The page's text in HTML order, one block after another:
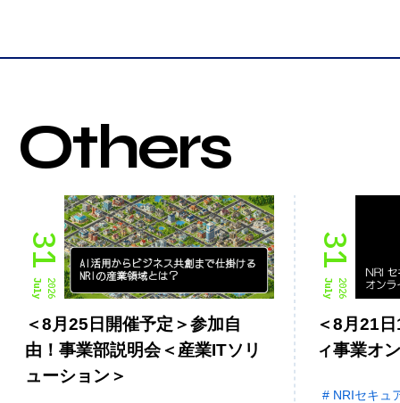
Others
31
2026
July
＜8月25日開催予定＞参加自
由！事業部説明会＜産業ITソリ
ューション＞
31
2026
July
＜8月21
ィ事業オ
# NRIセキュ